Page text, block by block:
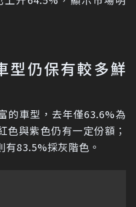
型仍保有較多鮮
的車型，去年僅63.6%為
色與紫色仍有一定份額；
有83.5%採灰階色。